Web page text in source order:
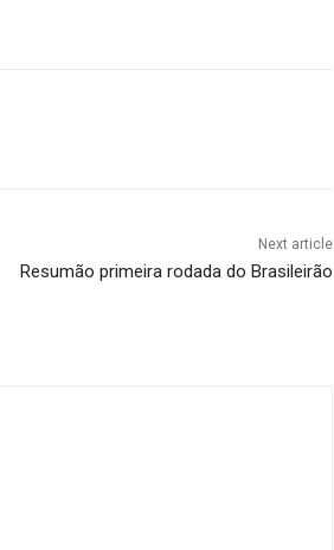
Next article
Resumão primeira rodada do Brasileirão